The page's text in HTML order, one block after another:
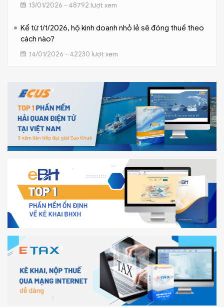
13/01/2026 - 48792 lượt xem
Kể từ 1/1/2026, hộ kinh doanh nhỏ lẻ sẽ đóng thuế theo
cách nào?
14/01/2026 - 42230 lượt xem